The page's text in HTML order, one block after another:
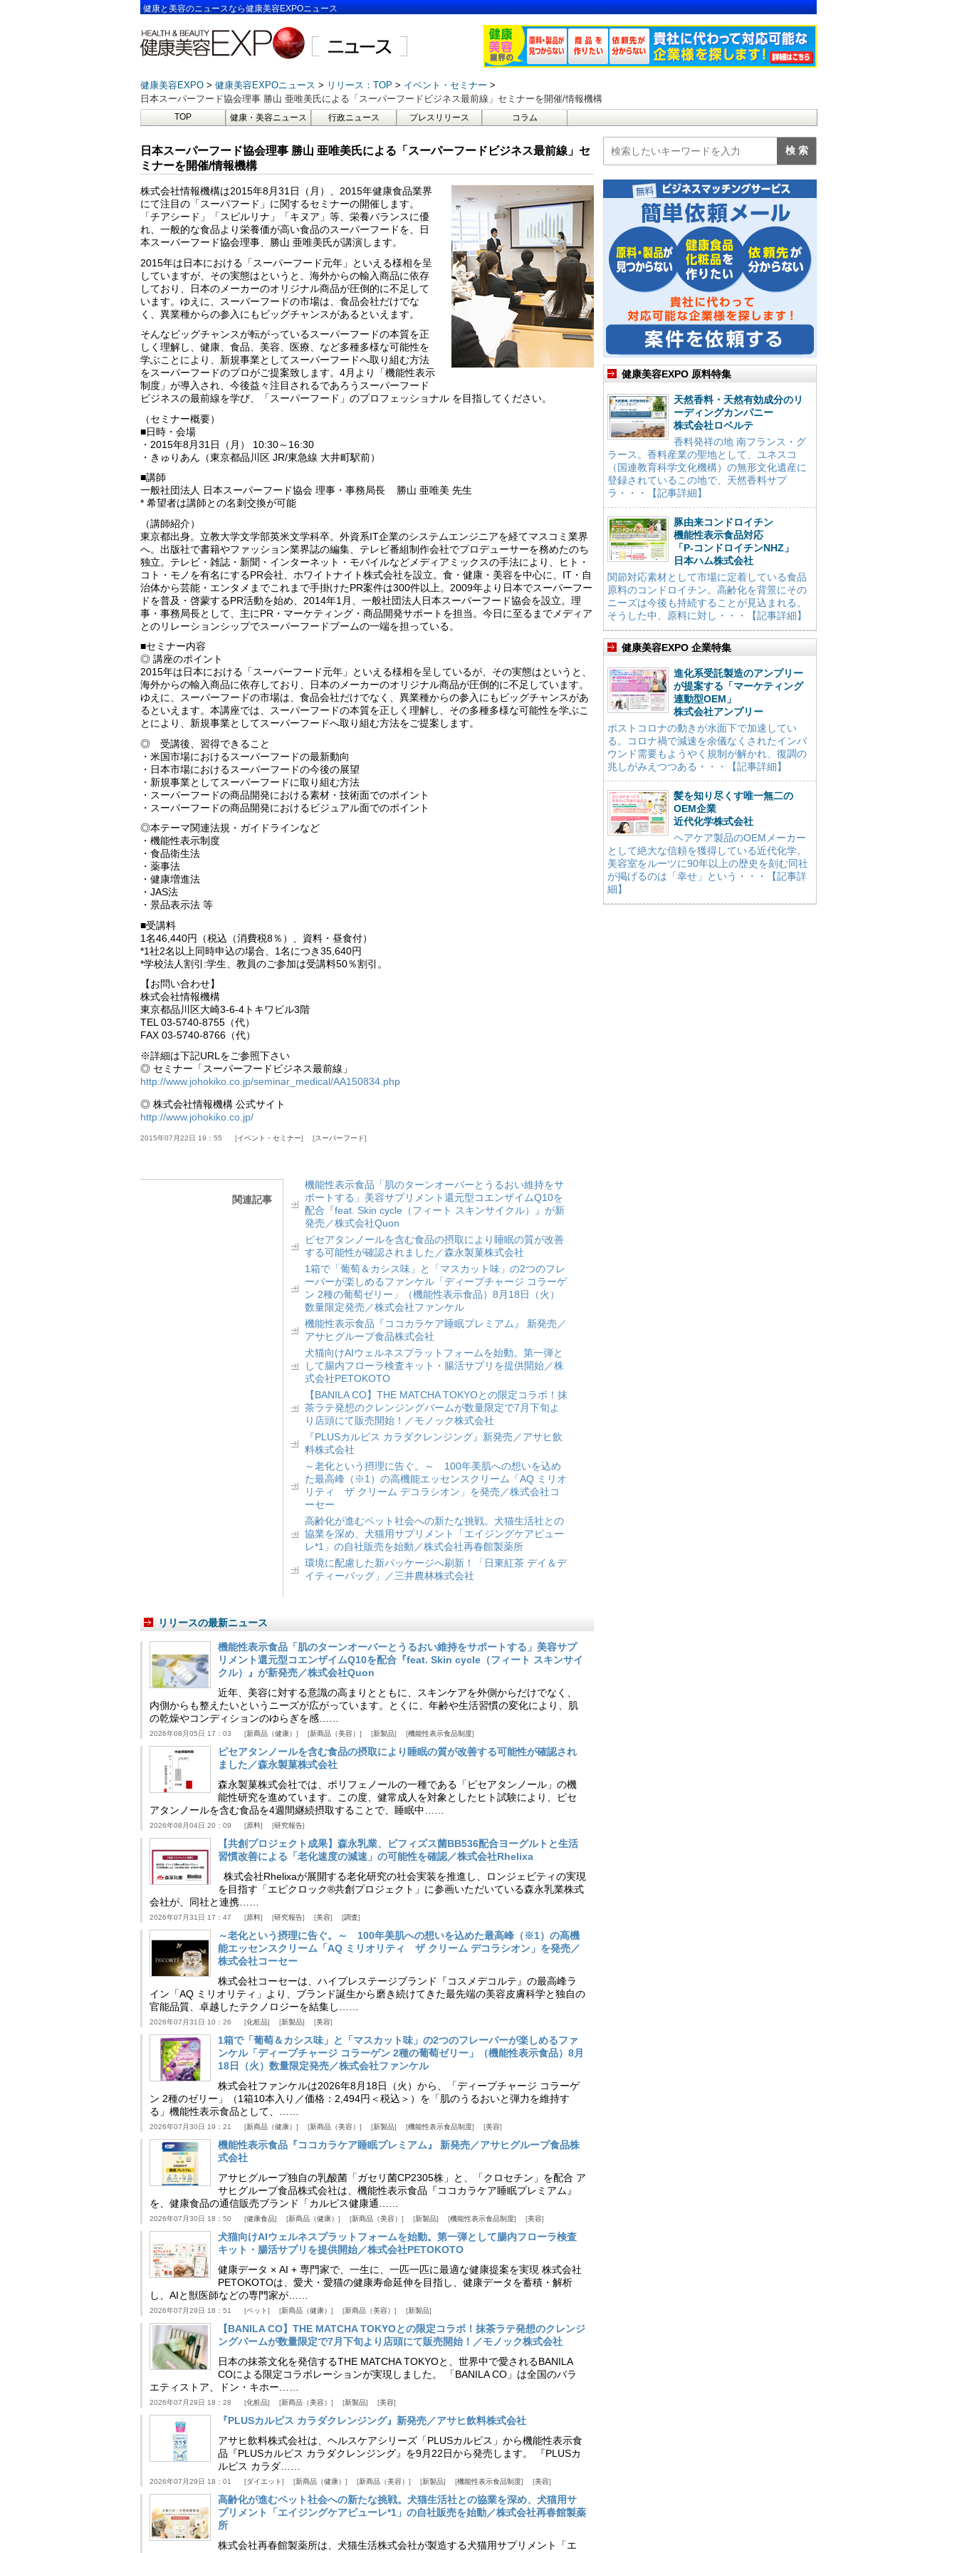
健康と美容のニュースなら健康美容EXPOニュース
健康美容EXPO 健康美容EXPOニュース リリース：TOP
イベント・セミナー
日本スーパーフード協会理事 勝山 亜唯美氏による「スーパーフードビジネス最前線」セミナーを開催/情報機構
TOP 健康・美容ニュース 行政ニュース プレスリリース コラム
日本スーパーフード協会理事 勝山 亜唯美氏による「スーパーフードビジネス最前線」セ
ミナーを開催/情報機構
株式会社情報機構は2015年8月31日（月）、2015年健康食品業界
にて注目の「スーパフード」に関するセミナーの開催します。
「チアシード」「スピルリナ」「キヌア」等、栄養バランスに優
れ、一般的な食品より栄養価が高い食品のスーパーフードを、日
本スーパーフード協会理事、勝山 亜唯美氏が講演します。
2015年は日本における「スーパーフード元年」といえる様相を呈
していますが、その実態はというと、海外からの輸入商品に依存
しており、日本のメーカーのオリジナル商品が圧倒的に不足して
います。ゆえに、スーパーフードの市場は、食品会社だけでな
く、異業種からの参入にもビッグチャンスがあるといえます。
そんなビッグチャンスが転がっているスーパーフードの本質を正
しく理解し、健康、食品、美容、医療、など多種多様な可能性を
学ぶことにより、新規事業としてスーパーフードへ取り組む方法
をスーパーフードのプロがご提案致します。4月より「機能性表示
制度」が導入され、今後益々注目されるであろうスーパーフード
ビジネスの最前線を学び、「スーパーフード」のプロフェッショナル を目指してください。
（セミナー概要）
■日時・会場
・2015年8月31日（月） 10:30～16:30
・きゅりあん（東京都品川区 JR/東急線 大井町駅前）
■講師
一般社団法人 日本スーパーフード協会 理事・事務局長 勝山 亜唯美 先生
* 希望者は講師との名刺交換が可能
（講師紹介）
東京都出身。立教大学文学部英米文学科卒。外資系IT企業のシステムエンジニアを経てマスコミ業界
へ。出版社で書籍やファッション業界誌の編集、テレビ番組制作会社でプロデューサーを務めたのち
独立。テレビ・雑誌・新聞・インターネット・モバイルなどメディアミックスの手法により、ヒト・
コト・モノを有名にするPR会社、ホワイトナイト株式会社を設立。食・健康・美容を中心に、IT・自
治体から芸能・エンタメまでこれまで手掛けたPR案件は300件以上。2009年より日本でスーパーフー
ドを普及・啓蒙するPR活動を始め、2014年1月、一般社団法人日本スーパーフード協会を設立。理
事・事務局長として、主にPR・マーケティング・商品開発サポートを担当。今日に至るまでメディア
とのリレーションシップでスーパーフードブームの一端を担っている。
■セミナー内容
◎ 講座のポイント
2015年は日本における「スーパーフード元年」といえる様相を呈しているが、その実態はというと、
海外からの輸入商品に依存しており、日本のメーカーのオリジナル商品が圧倒的に不足しています。
ゆえに、スーパーフードの市場は、食品会社だけでなく、異業種からの参入にもビッグチャンスがあ
るといえます。本講座では、スーパーフードの本質を正しく理解し、その多種多様な可能性を学ぶこ
とにより、新規事業としてスーパーフードへ取り組む方法をご提案します。
◎ 受講後、習得できること
・米国市場におけるスーパーフードの最新動向
・日本市場におけるスーパーフードの今後の展望
・新規事業としてスーパーフードに取り組む方法
・スーパーフードの商品開発における素材・技術面でのポイント
・スーパーフードの商品開発におけるビジュアル面でのポイント
◎本テーマ関連法規・ガイドラインなど
・機能性表示制度
・食品衛生法
・薬事法
・健康増進法
・JAS法
・景品表示法 等
■受講料
1名46,440円（税込（消費税8％）、資料・昼食付）
*1社2名以上同時申込の場合、1名につき35,640円
*学校法人割引:学生、教員のご参加は受講料50％割引。
【お問い合わせ】
株式会社情報機構
東京都品川区大崎3-6-4トキワビル3階
TEL 03-5740-8755（代）
FAX 03-5740-8766（代）
※詳細は下記URLをご参照下さい
◎ セミナー「スーパーフードビジネス最前線」
http://www.johokiko.co.jp/seminar_medical/AA150834.php
◎ 株式会社情報機構 公式サイト
http://www.johokiko.co.jp/
2015年07月22日 19：55 イベント・セミナー スーパーフード
関連記事
機能性表示食品「肌のターンオーバーとうるおい維持をサ
ポートする」美容サプリメント還元型コエンザイムQ10を
配合『feat. Skin cycle（フィート スキンサイクル）』が新
発売／株式会社Quon
ピセアタンノールを含む食品の摂取により睡眠の質が改善
する可能性が確認されました／森永製菓株式会社
1箱で「葡萄＆カシス味」と「マスカット味」の2つのフレ
ーバーが楽しめるファンケル「ディープチャージ コラーゲ
ン 2種の葡萄ゼリー」（機能性表示食品）8月18日（火）
数量限定発売／株式会社ファンケル
機能性表示食品『ココカラケア睡眠プレミアム』 新発売／
アサヒグループ食品株式会社
犬猫向けAIウェルネスプラットフォームを始動。第一弾と
して腸内フローラ検査キット・腸活サプリを提供開始／株
式会社PETOKOTO
【BANILA CO】THE MATCHA TOKYOとの限定コラボ！抹
茶ラテ発想のクレンジングバームが数量限定で7月下旬よ
り店頭にて販売開始！／モノック株式会社
『PLUSカルピス カラダクレンジング』新発売／アサヒ飲
料株式会社
～老化という摂理に告ぐ。～ 100年美肌への想いを込め
た最高峰（※1）の高機能エッセンスクリーム「AQ ミリオ
リティ ザ クリーム デコラシオン」を発売／株式会社コ
ーセー
高齢化が進むペット社会への新たな挑戦。犬猫生活社との
協業を深め、犬猫用サプリメント「エイジングケアピュー
レ*1」の自社販売を始動／株式会社再春館製薬所
環境に配慮した新パッケージへ刷新！「日東紅茶 デイ＆デ
イティーバッグ」／三井農林株式会社
リリースの最新ニュース
機能性表示食品「肌のターンオーバーとうるおい維持をサポートする」美容サプ
リメント還元型コエンザイムQ10を配合『feat. Skin cycle（フィート スキンサイ
クル）』が新発売／株式会社Quon
近年、美容に対する意識の高まりとともに、スキンケアを外側からだけでなく、
内側からも整えたいというニーズが広がっています。とくに、年齢や生活習慣の変化により、肌
の乾燥やコンディションのゆらぎを感……
2026年08月05日 17：03 新商品（健康） 新商品（美容） 新製品 機能性表示食品制度
ピセアタンノールを含む食品の摂取により睡眠の質が改善する可能性が確認され
ました／森永製菓株式会社
森永製菓株式会社では、ポリフェノールの一種である「ピセアタンノール」の機
能性研究を進めています。この度、健常成人を対象としたヒト試験により、ピセ
アタンノールを含む食品を4週間継続摂取することで、睡眠中……
2026年08月04日 20：09 原料 研究報告
【共創プロジェクト成果】森永乳業、ビフィズス菌BB536配合ヨーグルトと生活
習慣改善による「老化速度の減速」の可能性を確認／株式会社Rhelixa
株式会社Rhelixaが展開する老化研究の社会実装を推進し、ロンジェビティの実現
を目指す「エピクロック®共創プロジェクト」に参画いただいている森永乳業株式
会社が、同社と連携……
2026年07月31日 17：47 原料 研究報告 美容 調査
～老化という摂理に告ぐ。～ 100年美肌への想いを込めた最高峰（※1）の高機
能エッセンスクリーム「AQ ミリオリティ ザ クリーム デコラシオン」を発売／
株式会社コーセー
株式会社コーセーは、ハイプレステージブランド『コスメデコルテ』の最高峰ラ
イン「AQ ミリオリティ」より、ブランド誕生から磨き続けてきた最先端の美容皮膚科学と独自の
官能品質、卓越したテクノロジーを結集し……
2026年07月31日 10：26 化粧品 新製品 美容
1箱で「葡萄＆カシス味」と「マスカット味」の2つのフレーバーが楽しめるファ
ンケル「ディープチャージ コラーゲン 2種の葡萄ゼリー」（機能性表示食品）8月
18日（火）数量限定発売／株式会社ファンケル
株式会社ファンケルは2026年8月18日（火）から、「ディープチャージ コラーゲ
ン 2種のゼリー」（1箱10本入り／価格：2,494円＜税込＞）を「肌のうるおいと弾力を維持す
る」機能性表示食品として、……
2026年07月30日 19：21 新商品（健康） 新商品（美容） 新製品 機能性表示食品制度 美容
機能性表示食品『ココカラケア睡眠プレミアム』 新発売／アサヒグループ食品株
式会社
アサヒグループ独自の乳酸菌「ガセリ菌CP2305株」と、「クロセチン」を配合 ア
サヒグループ食品株式会社は、機能性表示食品『ココカラケア睡眠プレミアム』
を、健康食品の通信販売ブランド「カルピス健康通……
2026年07月30日 18：50 健康食品 新商品（健康） 新商品（美容） 新製品 機能性表示食品制度 美容
犬猫向けAIウェルネスプラットフォームを始動。第一弾として腸内フローラ検査
キット・腸活サプリを提供開始／株式会社PETOKOTO
健康データ × AI + 専門家で、一生に、一匹一匹に最適な健康提案を実現 株式会社
PETOKOTOは、愛犬・愛猫の健康寿命延伸を目指し、健康データを蓄積・解析
し、AIと獣医師などの専門家が……
2026年07月29日 18：51 ペット 新商品（健康） 新商品（美容） 新製品
【BANILA CO】THE MATCHA TOKYOとの限定コラボ！抹茶ラテ発想のクレンジ
ングバームが数量限定で7月下旬より店頭にて販売開始！／モノック株式会社
日本の抹茶文化を発信するTHE MATCHA TOKYOと、世界中で愛されるBANILA
COによる限定コラボレーションが実現しました。 「BANILA CO」は全国のバラ
エティストア、ドン・キホー……
2026年07月29日 18：28 化粧品 新商品（美容） 新製品 美容
『PLUSカルピス カラダクレンジング』新発売／アサヒ飲料株式会社
アサヒ飲料株式会社は、ヘルスケアシリーズ「PLUSカルピス」から機能性表示食
品『PLUSカルピス カラダクレンジング』を9月22日から発売します。 『PLUSカ
ルピス カラダ……
2026年07月29日 18：01 ダイエット 新商品（健康） 新商品（美容） 新製品 機能性表示食品制度 美容
高齢化が進むペット社会への新たな挑戦。犬猫生活社との協業を深め、犬猫用サ
プリメント「エイジングケアピューレ*1」の自社販売を始動／株式会社再春館製薬
所
株式会社再春館製薬所は、犬猫生活株式会社が製造する犬猫用サプリメント「エ
健康美容EXPO 原料特集
天然香料・天然有効成分のリ
ーディングカンパニー
株式会社ロベルテ
香料発祥の地 南フランス・グ
ラース。香料産業の聖地として、ユネスコ
（国連教育科学文化機構）の無形文化遺産に
登録されているこの地で、天然香料サプ
ラ・・・【記事詳細】
豚由来コンドロイチン
機能性表示食品対応
「P-コンドロイチンNHZ」
日本ハム株式会社
関節対応素材として市場に定着している食品
原料のコンドロイチン。高齢化を背景にその
ニーズは今後も持続することが見込まれる。
そうした中、原料に対し・・・【記事詳細】
健康美容EXPO 企業特集
進化系受託製造のアンプリー
が提案する「マーケティング
連動型OEM」
株式会社アンプリー
ポストコロナの動きが水面下で加速してい
る。コロナ禍で減速を余儀なくされたインバ
ウンド需要もようやく規制が解かれ、復調の
兆しがみえつつある・・・【記事詳細】
髪を知り尽くす唯一無二の
OEM企業
近代化学株式会社
ヘアケア製品のOEMメーカー
として絶大な信頼を獲得している近代化学。
美容室をルーツに90年以上の歴史を刻む同社
が掲げるのは「幸せ」という・・・【記事詳
細】